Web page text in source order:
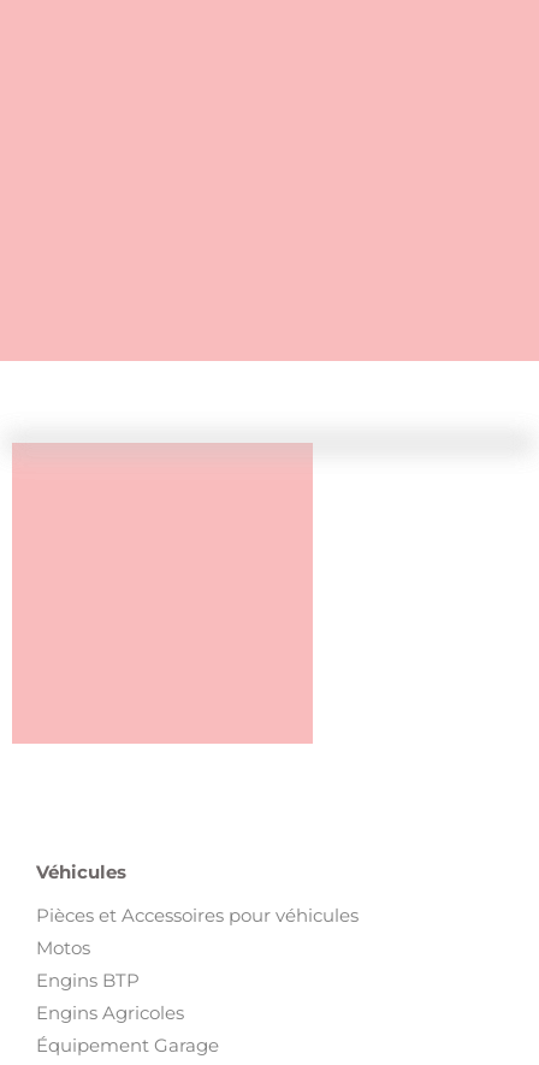
Véhicules
Pièces et Accessoires pour véhicules
Motos
Engins BTP
Engins Agricoles
Équipement Garage